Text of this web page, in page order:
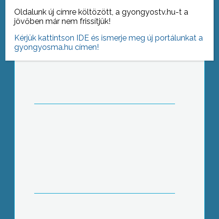
Idén negyedszer adott otthont a
mátrafüredi Mátra Szakképző Iskola a
Kárpát-Medencei Történelem Tanárok
Táborának
Oldalunk új címre költözött, a gyongyostv.hu-t a
jövőben már nem frissítjük!
Kérjük kattintson IDE és ismerje meg új portálunkat a
gyongyosma.hu címen!